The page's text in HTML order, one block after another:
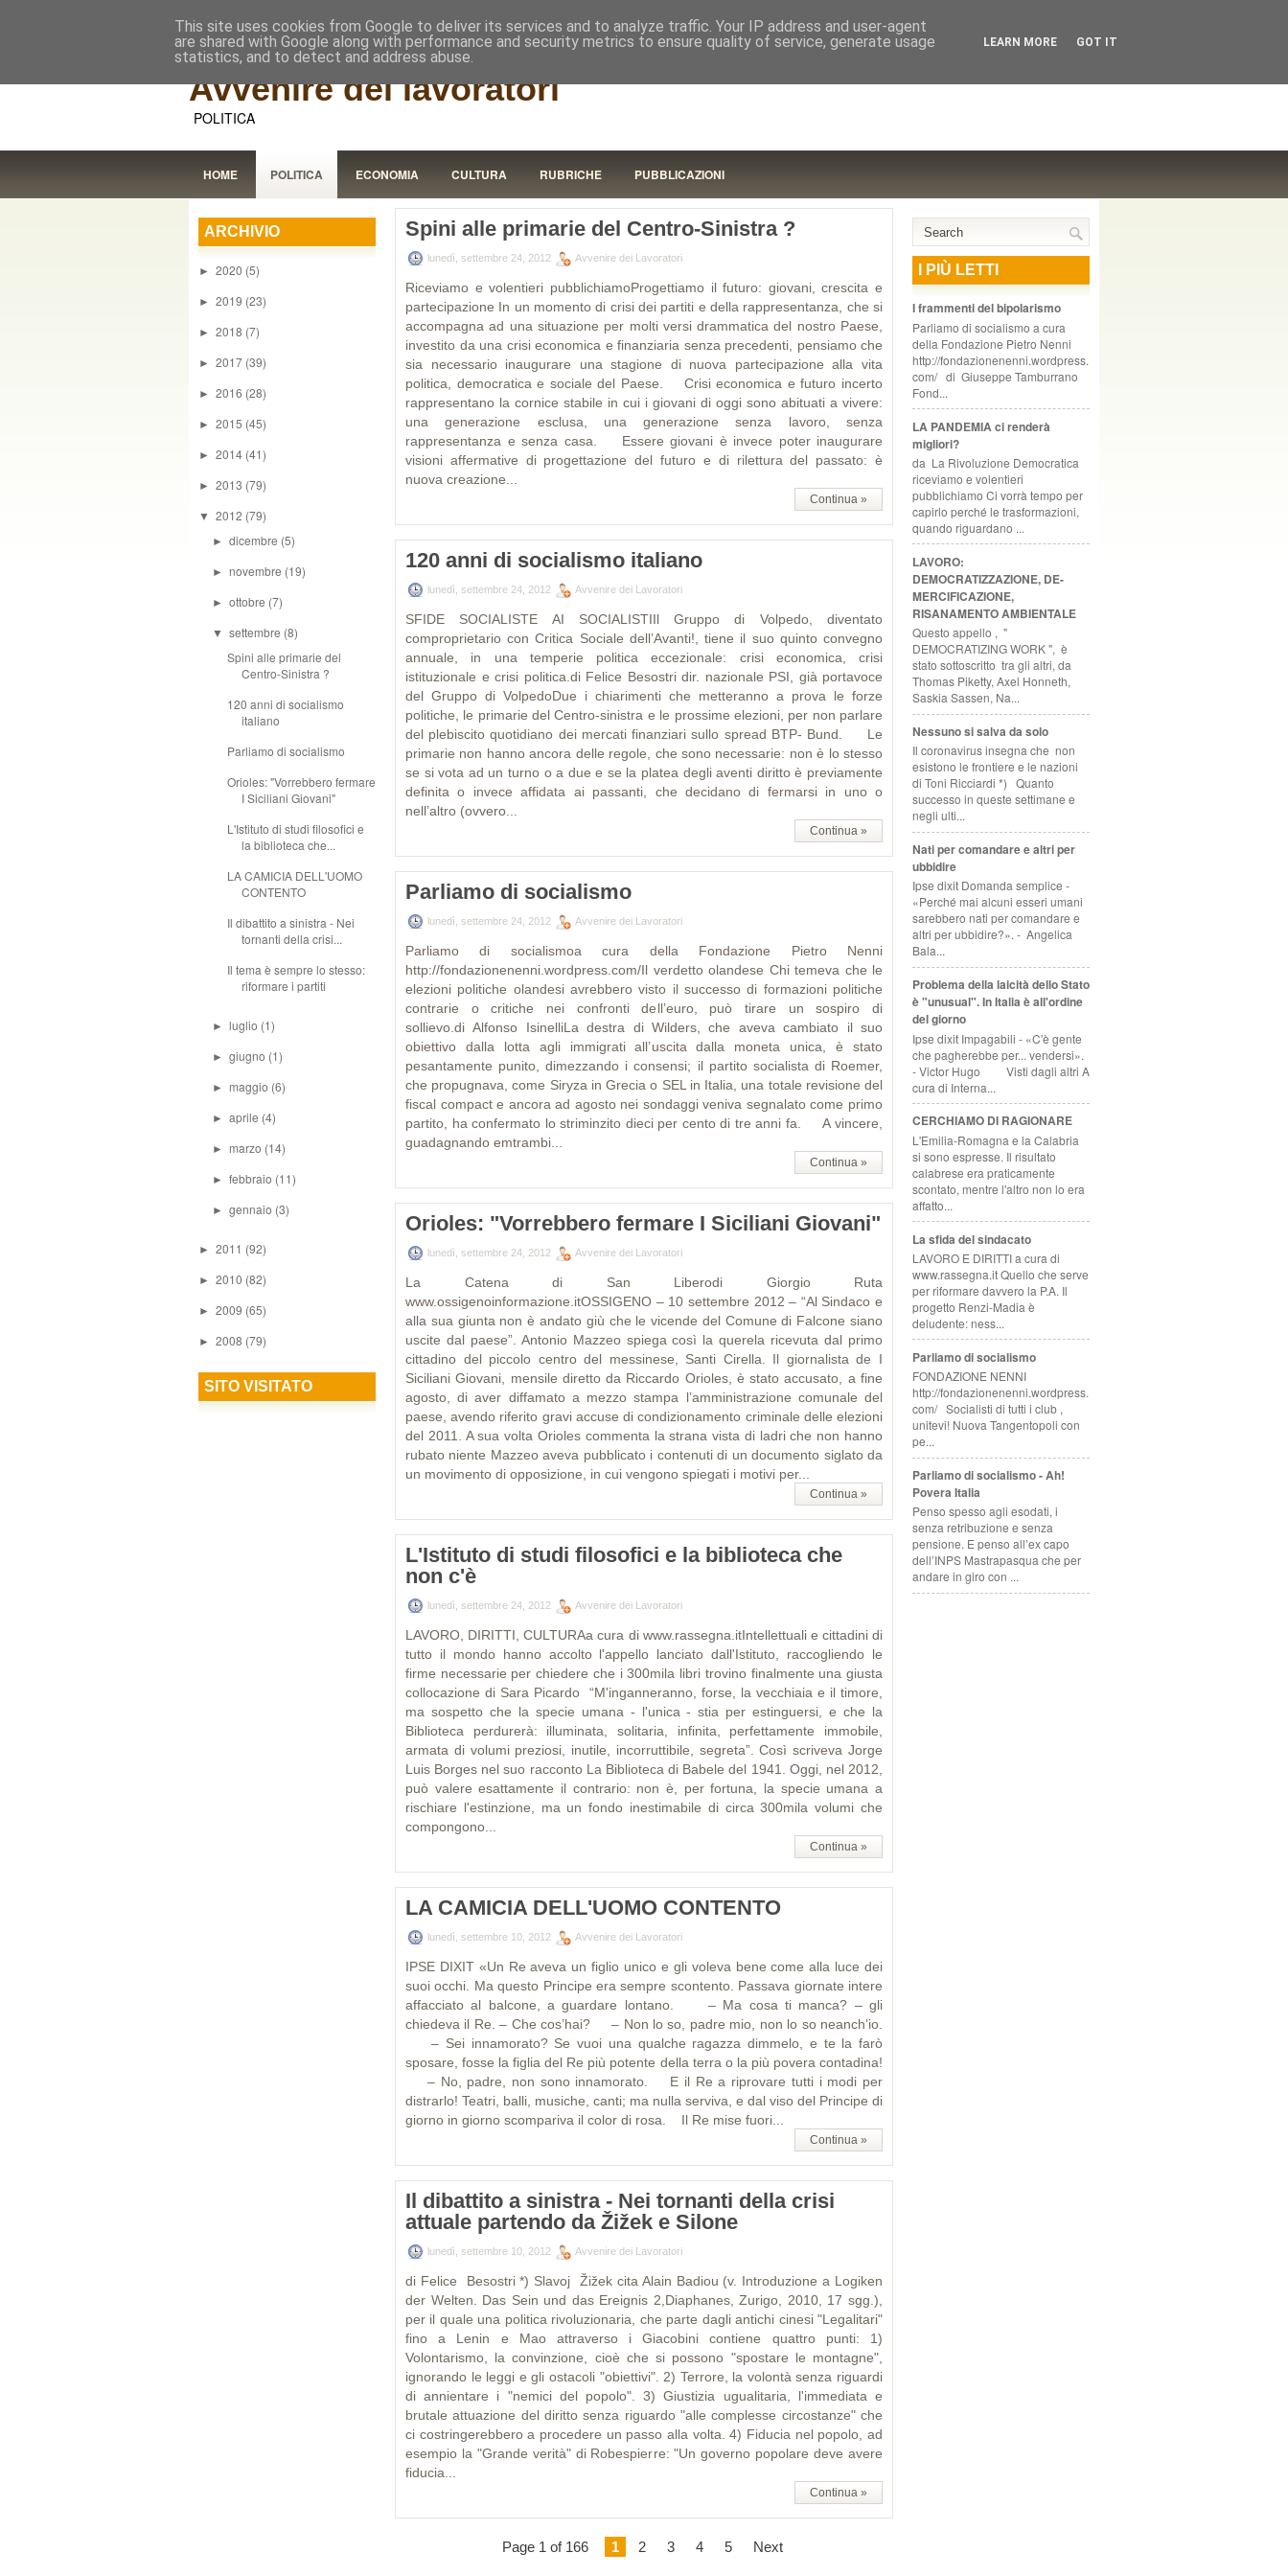
RISTORANTE COOPERATIVO, ZURIGO
Avvenire dei lavoratori
POLITICA
HOME POLITICA ECONOMIA CULTURA RUBRICHE PUBBLICAZIONI
ARCHIVIO
► 2020 (5)
► 2019 (23)
► 2018 (7)
► 2017 (39)
► 2016 (28)
► 2015 (45)
► 2014 (41)
► 2013 (79)
▼ 2012 (79)
►dicembre (5)
►novembre (19)
►ottobre (7)
▼settembre (8)
Spini alle primarie del
Centro-Sinistra ?
120 anni di socialismo
italiano
Parliamo di socialismo
Orioles: "Vorrebbero fermare
I Siciliani Giovani"
L'Istituto di studi filosofici e
la biblioteca che...
LA CAMICIA DELL'UOMO
CONTENTO
Il dibattito a sinistra - Nei
tornanti della crisi...
Il tema è sempre lo stesso:
riformare i partiti
► luglio (1)
►giugno (1)
► maggio (6)
►aprile (4)
► marzo (14)
►febbraio (11)
►gennaio (3)
► 2011 (92)
► 2010 (82)
► 2009 (65)
► 2008 (79)
SITO VISITATO
Spini alle primarie del Centro-Sinistra ?
lunedì, settembre 24, 2012 Avvenire dei Lavoratori
Riceviamo e volentieri pubblichiamoProgettiamo il futuro: giovani, crescita e
partecipazione In un momento di crisi dei partiti e della rappresentanza, che si
accompagna ad una situazione per molti versi drammatica del nostro Paese,
investito da una crisi economica e finanziaria senza precedenti, pensiamo che
sia necessario inaugurare una stagione di nuova partecipazione alla vita
politica, democratica e sociale del Paese. Crisi economica e futuro incerto
rappresentano la cornice stabile in cui i giovani di oggi sono abituati a vivere:
una generazione esclusa, una generazione senza lavoro, senza
rappresentanza e senza casa. Essere giovani è invece poter inaugurare
visioni affermative di progettazione del futuro e di rilettura del passato: è
nuova creazione...
Continua »
120 anni di socialismo italiano
lunedì, settembre 24, 2012 Avvenire dei Lavoratori
SFIDE SOCIALISTE AI SOCIALISTIIl Gruppo di Volpedo, diventato
comproprietario con Critica Sociale dell’Avanti!, tiene il suo quinto convegno
annuale, in una temperie politica eccezionale: crisi economica, crisi
istituzionale e crisi politica.di Felice Besostri dir. nazionale PSI, già portavoce
del Gruppo di VolpedoDue i chiarimenti che metteranno a prova le forze
politiche, le primarie del Centro-sinistra e le prossime elezioni, per non parlare
del plebiscito quotidiano dei mercati finanziari sullo spread BTP- Bund. Le
primarie non hanno ancora delle regole, che sono necessarie: non è lo stesso
se si vota ad un turno o a due e se la platea degli aventi diritto è previamente
definita o invece affidata ai passanti, che decidano di fermarsi in uno o
nell’altro (ovvero...
Continua »
Parliamo di socialismo
lunedì, settembre 24, 2012 Avvenire dei Lavoratori
Parliamo di socialismoa cura della Fondazione Pietro Nenni
http://fondazionenenni.wordpress.com/Il verdetto olandese Chi temeva che le
elezioni politiche olandesi avrebbero visto il successo di formazioni politiche
contrarie o critiche nei confronti dell’euro, può tirare un sospiro di
sollievo.di Alfonso IsinelliLa destra di Wilders, che aveva cambiato il suo
obiettivo dalla lotta agli immigrati all’uscita dalla moneta unica, è stato
pesantamente punito, dimezzando i consensi; il partito socialista di Roemer,
che propugnava, come Siryza in Grecia o SEL in Italia, una totale revisione del
fiscal compact e ancora ad agosto nei sondaggi veniva segnalato come primo
partito, ha confermato lo striminzito dieci per cento di tre anni fa. A vincere,
guadagnando emtrambi...
Continua »
Orioles: "Vorrebbero fermare I Siciliani Giovani"
lunedì, settembre 24, 2012 Avvenire dei Lavoratori
La Catena di San Liberodi Giorgio Ruta
www.ossigenoinformazione.itOSSIGENO – 10 settembre 2012 – “Al Sindaco e
alla sua giunta non è andato giù che le vicende del Comune di Falcone siano
uscite dal paese”. Antonio Mazzeo spiega così la querela ricevuta dal primo
cittadino del piccolo centro del messinese, Santi Cirella. Il giornalista de I
Siciliani Giovani, mensile diretto da Riccardo Orioles, è stato accusato, a fine
agosto, di aver diffamato a mezzo stampa l’amministrazione comunale del
paese, avendo riferito gravi accuse di condizionamento criminale delle elezioni
del 2011. A sua volta Orioles commenta la strana vista di ladri che non hanno
rubato niente Mazzeo aveva pubblicato i contenuti di un documento siglato da
un movimento di opposizione, in cui vengono spiegati i motivi per...
Continua »
L'Istituto di studi filosofici e la biblioteca che
non c'è
lunedì, settembre 24, 2012 Avvenire dei Lavoratori
LAVORO, DIRITTI, CULTURAa cura di www.rassegna.itIntellettuali e cittadini di
tutto il mondo hanno accolto l'appello lanciato dall'Istituto, raccogliendo le
firme necessarie per chiedere che i 300mila libri trovino finalmente una giusta
collocazione di Sara Picardo “M'inganneranno, forse, la vecchiaia e il timore,
ma sospetto che la specie umana - l'unica - stia per estinguersi, e che la
Biblioteca perdurerà: illuminata, solitaria, infinita, perfettamente immobile,
armata di volumi preziosi, inutile, incorruttibile, segreta”. Così scriveva Jorge
Luis Borges nel suo racconto La Biblioteca di Babele del 1941. Oggi, nel 2012,
può valere esattamente il contrario: non è, per fortuna, la specie umana a
rischiare l'estinzione, ma un fondo inestimabile di circa 300mila volumi che
compongono...
Continua »
LA CAMICIA DELL'UOMO CONTENTO
lunedì, settembre 10, 2012 Avvenire dei Lavoratori
IPSE DIXIT «Un Re aveva un figlio unico e gli voleva bene come alla luce dei
suoi occhi. Ma questo Principe era sempre scontento. Passava giornate intere
affacciato al balcone, a guardare lontano. – Ma cosa ti manca? – gli
chiedeva il Re. – Che cos’hai? – Non lo so, padre mio, non lo so neanch’io.
– Sei innamorato? Se vuoi una qualche ragazza dimmelo, e te la farò
sposare, fosse la figlia del Re più potente della terra o la più povera contadina!
– No, padre, non sono innamorato. E il Re a riprovare tutti i modi per
distrarlo! Teatri, balli, musiche, canti; ma nulla serviva, e dal viso del Principe di
giorno in giorno scompariva il color di rosa. Il Re mise fuori...
Continua »
Il dibattito a sinistra - Nei tornanti della crisi
attuale partendo da Žižek e Silone
lunedì, settembre 10, 2012 Avvenire dei Lavoratori
di Felice Besostri *) Slavoj Žižek cita Alain Badiou (v. Introduzione a Logiken
der Welten. Das Sein und das Ereignis 2,Diaphanes, Zurigo, 2010, 17 sgg.),
per il quale una politica rivoluzionaria, che parte dagli antichi cinesi "Legalitari"
fino a Lenin e Mao attraverso i Giacobini contiene quattro punti: 1)
Volontarismo, la convinzione, cioè che si possono "spostare le montagne",
ignorando le leggi e gli ostacoli "obiettivi". 2) Terrore, la volontà senza riguardi
di annientare i "nemici del popolo". 3) Giustizia ugualitaria, l'immediata e
brutale attuazione del diritto senza riguardo "alle complesse circostanze" che
ci costringerebbero a procedere un passo alla volta. 4) Fiducia nel popolo, ad
esempio la "Grande verità" di Robespierre: "Un governo popolare deve avere
fiducia...
Continua »
Page 1 of 166 1 2 3 4 5 Next
I PIÙ LETTI
I frammenti del bipolarismo
Parliamo di socialismo a cura
della Fondazione Pietro Nenni
http://fondazionenenni.wordpress.
com/ di Giuseppe Tamburrano
Fond...
LA PANDEMIA ci renderà
migliori?
da La Rivoluzione Democratica
riceviamo e volentieri
pubblichiamo Ci vorrà tempo per
capirlo perché le trasformazioni,
quando riguardano ...
LAVORO:
DEMOCRATIZZAZIONE, DE-
MERCIFICAZIONE,
RISANAMENTO AMBIENTALE
Questo appello , "
DEMOCRATIZING WORK ", è
stato sottoscritto tra gli altri, da
Thomas Piketty, Axel Honneth,
Saskia Sassen, Na...
Nessuno si salva da solo
Il coronavirus insegna che non
esistono le frontiere e le nazioni
di Toni Ricciardi *) Quanto
successo in queste settimane e
negli ulti...
Nati per comandare e altri per
ubbidire
Ipse dixit Domanda semplice -
«Perché mai alcuni esseri umani
sarebbero nati per comandare e
altri per ubbidire?». - Angelica
Bala...
Problema della laicità dello Stato
è "unusual". In Italia è all'ordine
del giorno
Ipse dixit Impagabili - «C'è gente
che pagherebbe per... vendersi».
- Victor Hugo Visti dagli altri A
cura di Interna...
CERCHIAMO DI RAGIONARE
L'Emilia-Romagna e la Calabria
si sono espresse. Il risultato
calabrese era praticamente
scontato, mentre l'altro non lo era
affatto...
La sfida del sindacato
LAVORO E DIRITTI a cura di
www.rassegna.it Quello che serve
per riformare davvero la P.A. Il
progetto Renzi-Madia è
deludente: ness...
Parliamo di socialismo
FONDAZIONE NENNI
http://fondazionenenni.wordpress.
com/ Socialisti di tutti i club ,
unitevi! Nuova Tangentopoli con
pe...
Parliamo di socialismo - Ah!
Povera Italia
Penso spesso agli esodati, i
senza retribuzione e senza
pensione. E penso all’ex capo
dell’INPS Mastrapasqua che per
andare in giro con ...
This site uses cookies from Google to deliver its services and to analyze traffic. Your IP address and user-agent
are shared with Google along with performance and security metrics to ensure quality of service, generate usage
statistics, and to detect and address abuse.
LEARN MORE GOT IT